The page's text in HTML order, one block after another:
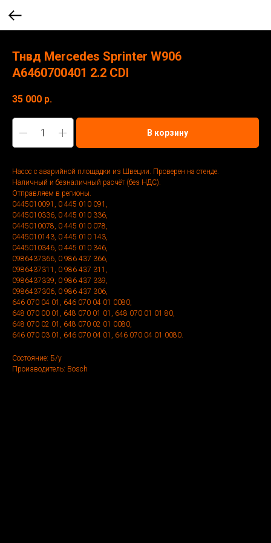
Тнвд Mercedes Sprinter W906
A6460700401 2.2 CDI
35 000 р.
В корзину
Насос с аварийной площадки из Швеции. Проверен на стенде.
Наличный и безналичный расчёт (без НДС).
Отправляем в регионы.
0445010091, 0 445 010 091,
0445010336, 0 445 010 336,
0445010078, 0 445 010 078,
0445010143, 0 445 010 143,
0445010346, 0 445 010 346,
0986437366, 0 986 437 366,
0986437311, 0 986 437 311,
0986437339, 0 986 437 339,
0986437306, 0 986 437 306,
646 070 04 01, 646 070 04 01 0080,
648 070 00 01, 648 070 01 01, 648 070 01 01 80,
648 070 02 01, 648 070 02 01 0080,
646 070 03 01, 646 070 04 01, 646 070 04 01 0080.
Состояние: Б/у
Производитель: Bosch